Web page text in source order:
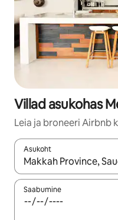
Villad asukohas
Leia ja broneeri Airbnb
Asukoht
Kui tulemused on
Saabumine